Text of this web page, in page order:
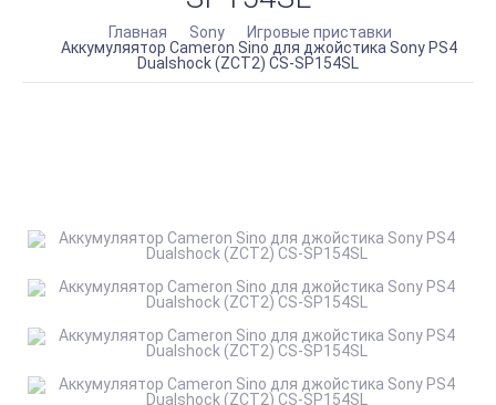
Главная Sony
Игровые приставки
Аккумуляятор Cameron Sino для джойстика Sony PS4
Dualshock (ZCT2) CS-SP154SL